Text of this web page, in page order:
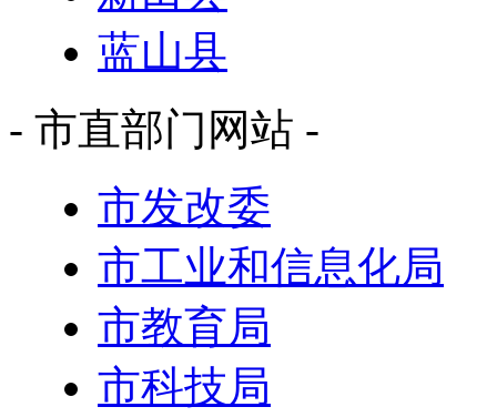
蓝山县
- 市直部门网站 -
市发改委
市工业和信息化局
市教育局
市科技局